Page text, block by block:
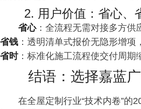
2. 用户价值：省心、
省心：全流程无需对接多方
省钱 ：透明清单式报价无隐形增
省时：标准化施工流程使交付周
结语：选择嘉蓝
在全屋定制行业“技术内卷”的